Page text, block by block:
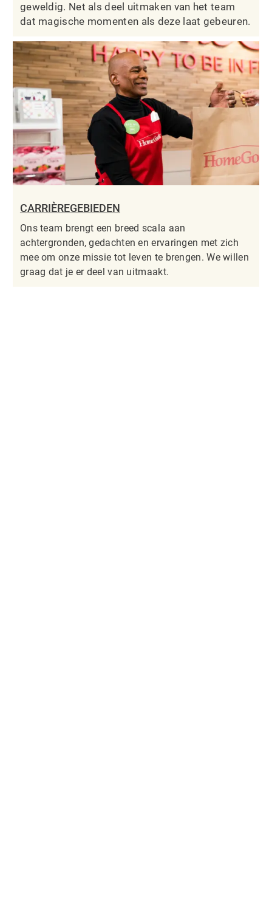
geweldig. Net als deel uitmaken van het team
dat magische momenten als deze laat gebeuren.
CARRIÈREGEBIEDEN
Ons team brengt een breed scala aan
achtergronden, gedachten en ervaringen met zich
mee om onze missie tot leven te brengen. We willen
graag dat je er deel van uitmaakt.